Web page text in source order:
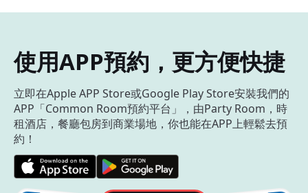
使用APP預約，更方便快捷
立即在Apple APP Store或Google Play Store安裝我們的
APP「Common Room預約平台」，由Party Room，時
租酒店，餐廳包房到商業場地，你也能在APP上輕鬆去預
約！